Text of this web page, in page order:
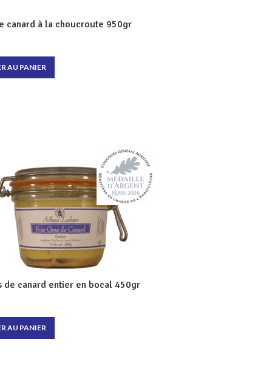
canard à la choucroute 950gr
AU PANIER
de canard entier en bocal 450gr
AU PANIER